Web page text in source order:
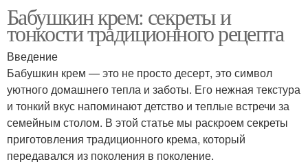
Бабушкин крем: секреты и
тонкости традиционного рецепта
Введение
Бабушкин крем — это не просто десерт, это символ
уютного домашнего тепла и заботы. Его нежная текстура
и тонкий вкус напоминают детство и теплые встречи за
семейным столом. В этой статье мы раскроем секреты
приготовления традиционного крема, который
передавался из поколения в поколение.